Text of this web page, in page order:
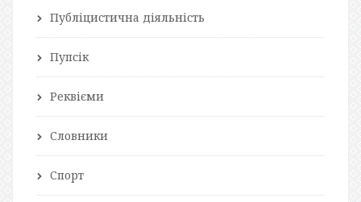
Публіцистична діяльність
Пупсік
Реквієми
Словники
Спорт